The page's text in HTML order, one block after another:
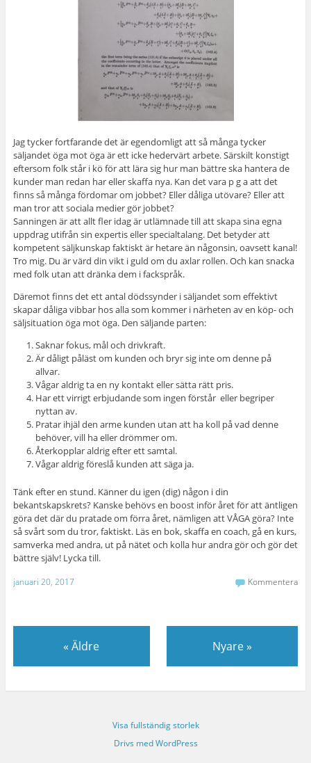
Jag tycker fortfarande det är egendomligt att så många tycker
säljandet öga mot öga är ett icke hedervärt arbete. Särskilt konstigt
eftersom folk står i kö för att lära sig hur man bättre ska hantera de
kunder man redan har eller skaffa nya. Kan det vara p g a att det
finns så många fördomar om jobbet? Eller dåliga utövare? Eller att
man tror att sociala medier gör jobbet?
Sanningen är att allt fler idag är utlämnade till att skapa sina egna
uppdrag utifrån sin expertis eller specialtalang. Det betyder att
kompetent säljkunskap faktiskt är hetare än någonsin, oavsett kanal!
Tro mig. Du är värd din vikt i guld om du axlar rollen. Och kan snacka
med folk utan att dränka dem i fackspråk.
Däremot finns det ett antal dödssynder i säljandet som effektivt
skapar dåliga vibbar hos alla som kommer i närheten av en köp- och
säljsituation öga mot öga. Den säljande parten:
Saknar fokus, mål och drivkraft.
Är dåligt påläst om kunden och bryr sig inte om denne på
allvar.
Vågar aldrig ta en ny kontakt eller sätta rätt pris.
Har ett virrigt erbjudande som ingen förstår eller begriper
nyttan av.
Pratar ihjäl den arme kunden utan att ha koll på vad denne
behöver, vill ha eller drömmer om.
Återkopplar aldrig efter ett samtal.
Vågar aldrig föreslå kunden att säga ja.
Tänk efter en stund. Känner du igen (dig) någon i din
bekantskapskrets? Kanske behövs en boost inför året för att äntligen
göra det där du pratade om förra året, nämligen att VÅGA göra? Inte
så svårt som du tror, faktiskt. Läs en bok, skaffa en coach, gå en kurs,
samverka med andra, ut på nätet och kolla hur andra gör och gör det
bättre själv! Lycka till.
januari 20, 2017 Kommentera
« Äldre Nyare»
Visa fullständig storlek
Drivs med WordPress